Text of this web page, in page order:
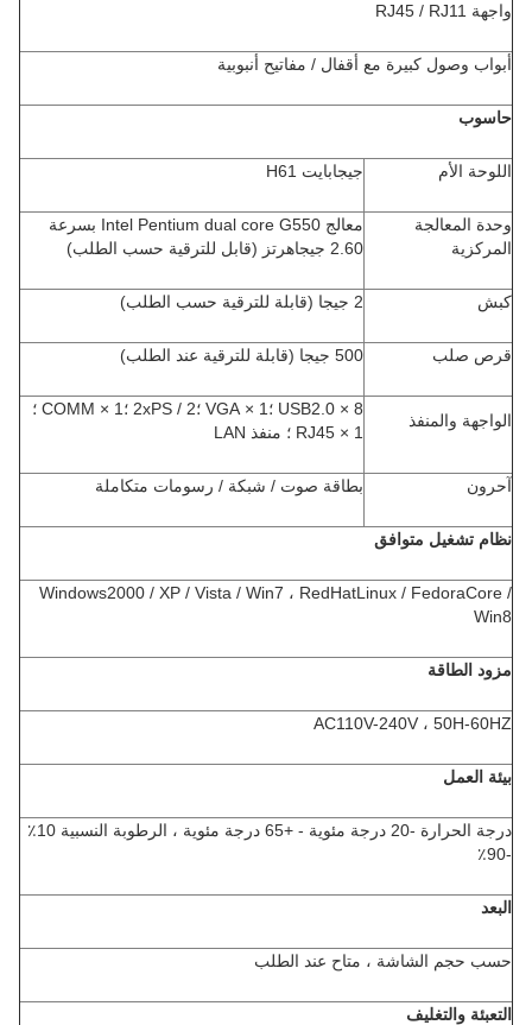
واجهة RJ45 / RJ11
أبواب وصول كبيرة مع أقفال / مفاتيح أنبوبية
حاسوب
اللوحة الأم جيجابايت H61
وحدة المعالجة
المركزية
معالج Intel Pentium dual core G550 بسرعة
2.60 جيجاهرتز (قابل للترقية حسب الطلب)
كبش 2 جيجا (قابلة للترقية حسب الطلب)
قرص صلب 500 جيجا (قابلة للترقية عند الطلب)
الواجهة والمنفذ
8 × USB2.0 ؛1 × VGA ؛2xPS / 2 ؛1 × COMM ؛
1 × RJ45 ؛ منفذ LAN
آحرون بطاقة صوت / شبكة / رسومات متكاملة
نظام تشغيل متوافق
Windows2000 / XP / Vista / Win7 ، RedHatLinux / FedoraCore /
Win8
مزود الطاقة
AC110V-240V ، 50H-60HZ
بيئة العمل
درجة الحرارة -20 درجة مئوية - +65 درجة مئوية ، الرطوبة النسبية 10٪
-90٪
البعد
حسب حجم الشاشة ، متاح عند الطلب
التعبئة والتغليف